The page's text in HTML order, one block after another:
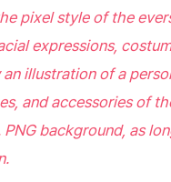
pixel style of the
expressions,
illustration of a
and accessories of
background, as